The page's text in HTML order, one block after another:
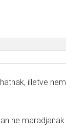
illetve nem
ne maradjanak